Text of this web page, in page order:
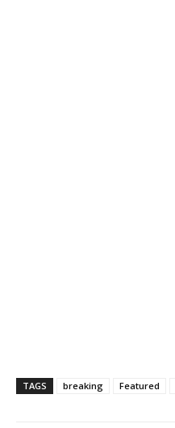
TAGS breaking Featured